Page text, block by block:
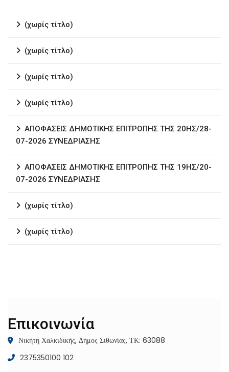
(χωρίς τίτλο)
(χωρίς τίτλο)
(χωρίς τίτλο)
(χωρίς τίτλο)
ΑΠΟΦΑΣΕΙΣ ΔΗΜΟΤΙΚΗΣ ΕΠΙΤΡΟΠΗΣ ΤΗΣ 20ΗΣ/28-
07-2026 ΣΥΝΕΔΡΙΑΣΗΣ
ΑΠΟΦΑΣΕΙΣ ΔΗΜΟΤΙΚΗΣ ΕΠΙΤΡΟΠΗΣ ΤΗΣ 19ΗΣ/20-
07-2026 ΣΥΝΕΔΡΙΑΣΗΣ
(χωρίς τίτλο)
(χωρίς τίτλο)
Επικοινωνία
Νικήτη Χαλκιδικής, Δήμος Σιθωνίας, ΤΚ: 63088
2375350100 102